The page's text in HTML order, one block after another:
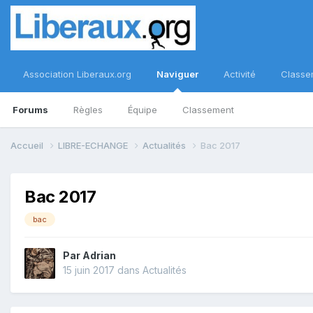
Association Liberaux.org Naviguer
Forums Règles Équipe Classement
Activité
Accueil LIBRE-ECHANGE Actualités Bac 2017
Bac 2017
bac
Par Adrian
15 juin 2017 dans Actualités